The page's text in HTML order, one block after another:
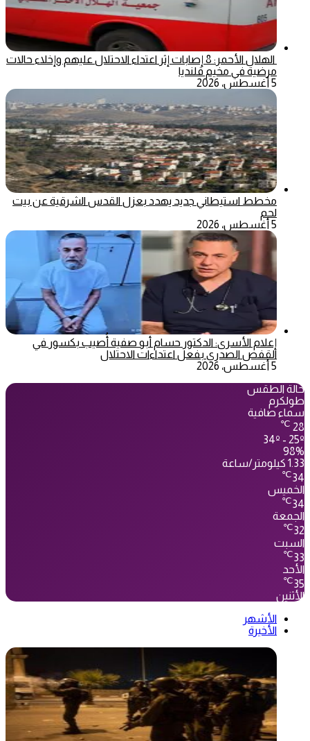
الهلال الأحمر: 8 إصابات إثر اعتداء الاحتلال عليهم وإخلاء حالات
مرضية في مخيم قلنديا
5 أغسطس، 2026
مخطط استيطاني جديد يهدد بعزل القدس الشرقية عن بيت
لحم
5 أغسطس، 2026
إعلام الأسرى: الدكتور حسام أبو صفية أُصيب بكسور في
القفص الصدري بفعل اعتداءات الاحتلال
5 أغسطس، 2026
حالة الطقس
طولكرم
سماء صافية
28
℃
34º - 25º
98%
1.33 كيلومتر/ساعة
34
℃
الخميس
34
℃
الجمعة
32
℃
السبت
33
℃
الأحد
35
℃
الأثنين
الأشهر
الأخيرة